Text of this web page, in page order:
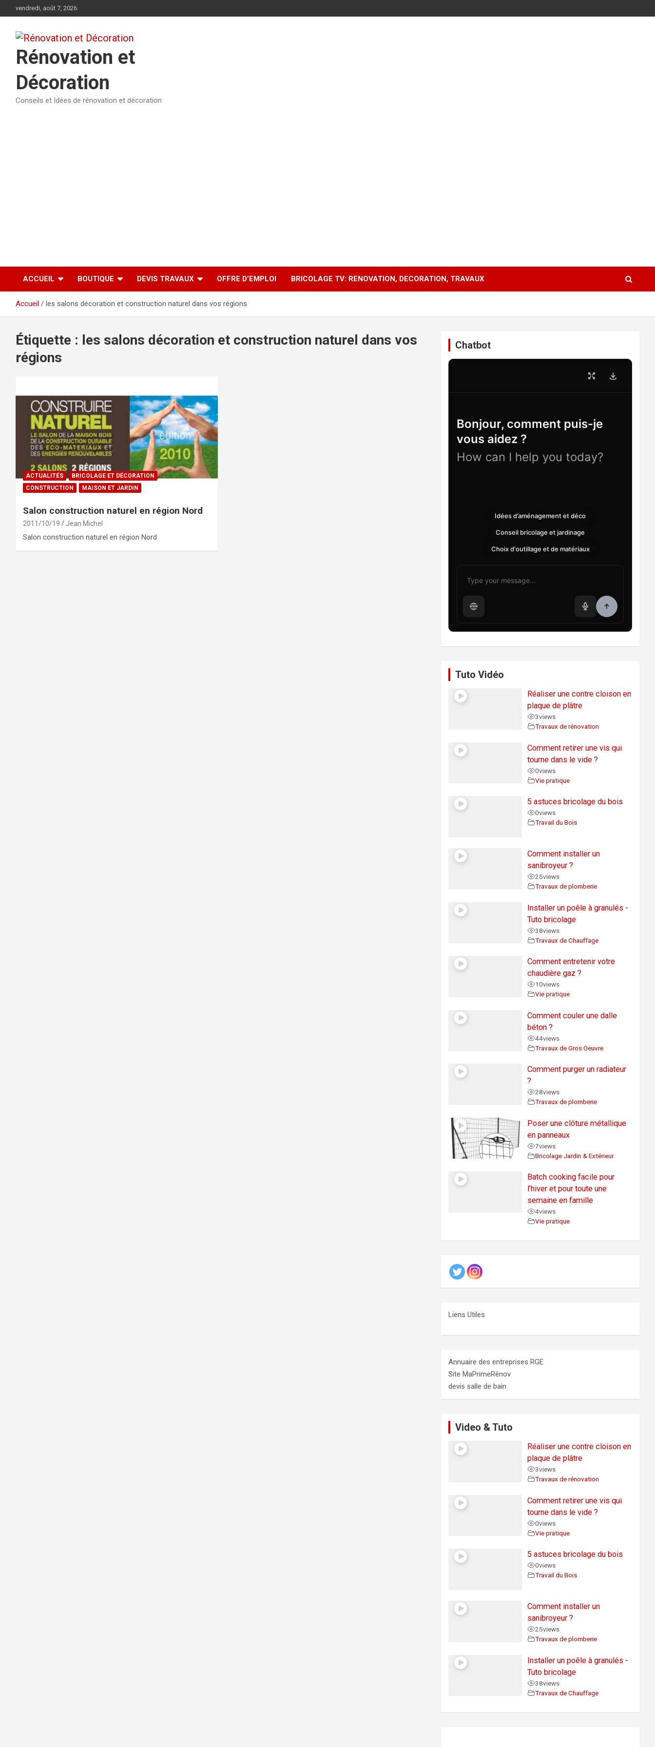
au
vendredi, août 7, 2026
Rénovation et
Décoration
Conseils et Idées de rénovation et décoration
ACCUEIL BOUTIQUE DEVIS TRAVAUX OFFRE D’EMPLOI BRICOLAGE TV: RENOVATION, DECORATION, TRAVAUX
Accueil les salons décoration et construction naturel dans vos régions
Étiquette : les salons décoration et construction naturel dans vos
régions
ACTUALITÉS
BRICOLAGE ET DÉCORATION
CONSTRUCTION
MAISON ET JARDIN
Salon construction naturel en région Nord
2011/10/19 Jean Michel
Salon construction naturel en région Nord
Chatbot
Bonjour, comment puis-je
vous aidez ?
How can I help you today?
Idées d’aménagement et déco
Conseil bricolage et jardinage
Choix d'outillage et de matériaux
Tuto Vidéo
Réaliser une contre cloison en
plaque de plâtre
3views
Travaux de rénovation
Comment retirer une vis qui
tourne dans le vide ?
0views
Vie pratique
5 astuces bricolage du bois
0views
Travail du Bois
Comment installer un
sanibroyeur ?
25views
Travaux de plomberie
Installer un poêle à granulés -
Tuto bricolage
38views
Travaux de Chauffage
Comment entretenir votre
chaudière gaz ?
10views
Vie pratique
Comment couler une dalle
béton ?
44views
Travaux de Gros Oeuvre
Comment purger un radiateur
?
28views
Travaux de plomberie
Poser une clôture métallique
en panneaux
7views
Bricolage Jardin & Extérieur
Batch cooking facile pour
l’hiver et pour toute une
semaine en famille
4views
Vie pratique
Liens Utiles
Annuaire des entreprises RGE
Site MaPrimeRénov
devis salle de bain
Video & Tuto
Réaliser une contre cloison en
plaque de plâtre
3views
Travaux de rénovation
Comment retirer une vis qui
tourne dans le vide ?
0views
Vie pratique
5 astuces bricolage du bois
0views
Travail du Bois
Comment installer un
sanibroyeur ?
25views
Travaux de plomberie
Installer un poêle à granulés -
Tuto bricolage
38views
Travaux de Chauffage